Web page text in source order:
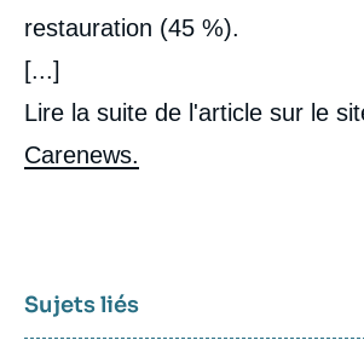
restauration (45 %).
[...]
Lire la suite de l'article sur le
Carenews.
Sujets liés